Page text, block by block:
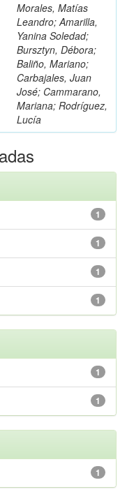
Morales, Matías
Leandro; Amarilla,
Yanina Soledad;
Bursztyn, Débora;
Baliño, Mariano;
Carbajales, Juan
José; Cammarano,
Mariana; Rodríguez,
Lucía
1
1
1
1
1
1
1